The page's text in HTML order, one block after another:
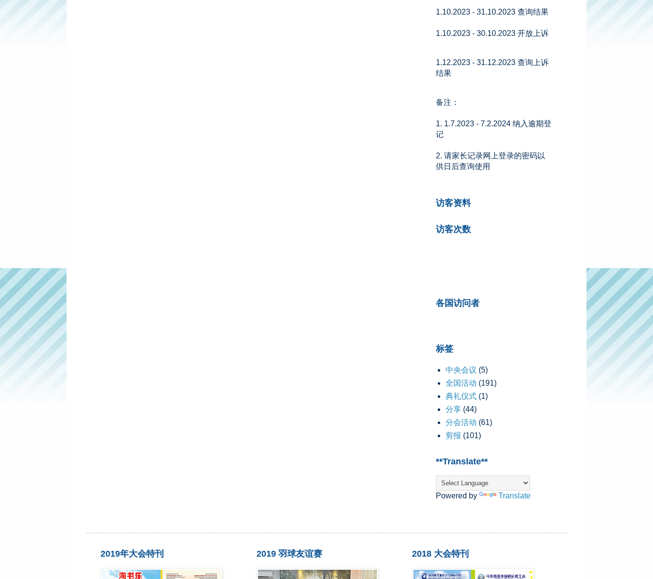
1.10.2023 - 31.10.2023 查询结果
1.10.2023 - 30.10.2023 开放上诉
1.12.2023 - 31.12.2023 查询上诉
结果
备注：
1. 1.7.2023 - 7.2.2024 纳入逾期登
记
2. 请家长记录网上登录的密码以
供日后查询使用
访客资料
访客次数
各国访问者
标签
中央会议 (5)
全国活动 (191)
典礼仪式 (1)
分享 (44)
分会活动 (61)
剪报 (101)
**Translate**
Powered by Translate
2019年大会特刊 2019 羽球友谊赛 2018 大会特刊